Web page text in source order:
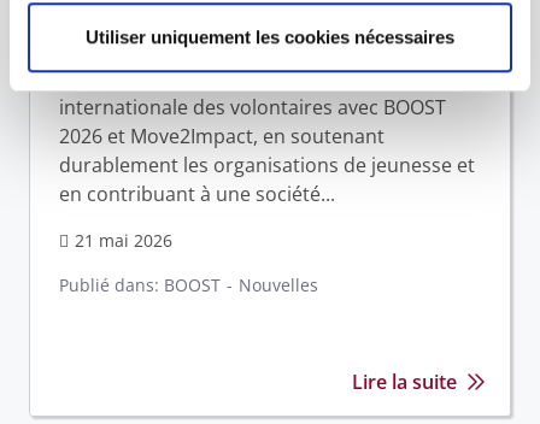
Utiliser uniquement les cookies nécessaires
les projets déjà en place
En 2026, la Fondation P&V concrétise l’Année
internationale des volontaires avec BOOST
2026 et Move2Impact, en soutenant
durablement les organisations de jeunesse et
en contribuant à une société...
21 mai 2026
Publié dans: BOOST Nouvelles
Lire la suite